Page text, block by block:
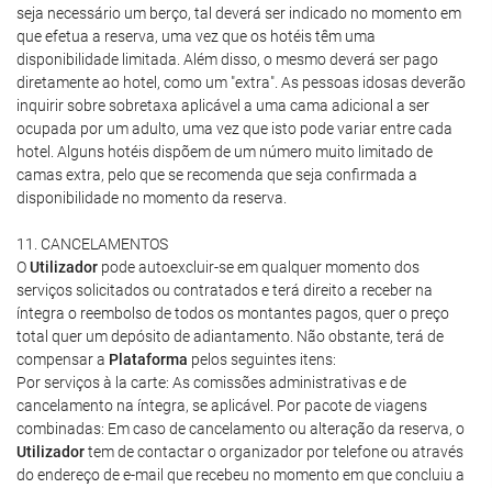
seja necessário um berço, tal deverá ser indicado no momento em
que efetua a reserva, uma vez que os hotéis têm uma
disponibilidade limitada. Além disso, o mesmo deverá ser pago
diretamente ao hotel, como um "extra". As pessoas idosas deverão
inquirir sobre sobretaxa aplicável a uma cama adicional a ser
ocupada por um adulto, uma vez que isto pode variar entre cada
hotel. Alguns hotéis dispõem de um número muito limitado de
camas extra, pelo que se recomenda que seja confirmada a
disponibilidade no momento da reserva.
11. CANCELAMENTOS
OUtilizador pode autoexcluir-se em qualquer momento dos
serviços solicitados ou contratados e terá direito a receber na
íntegra o reembolso de todos os montantes pagos, quer o preço
total quer um depósito de adiantamento. Não obstante, terá de
compensar a Plataforma pelos seguintes itens:
Por serviços à la carte: As comissões administrativas e de
cancelamento na íntegra, se aplicável. Por pacote de viagens
combinadas: Em caso de cancelamento ou alteração da reserva, o
Utilizadortem de contactar o organizador por telefone ou através
do endereço de e-mail que recebeu no momento em que concluiu a